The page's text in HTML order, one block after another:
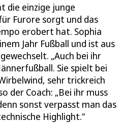
die einzige junge
Furore sorgt und das
erobert hat. Sophia
Jahr Fußball und ist aus
„Auch bei ihr
Sie spielt bei
sehr trickreich
der Coach: „Bei ihr muss
sonst verpasst man das
Highlight.“